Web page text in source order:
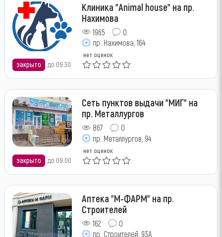
закрыто до 09:30
Клиника "Animal house" на пр.
Нахимова
1965
0
пр. Нахимова, 164
нет оценок
закрыто до 09:00
Сеть пунктов выдачи "МИГ" на
пр. Металлургов
867
0
пр. Металлургов, 94
нет оценок
Аптека "М-ФАРМ" на пр.
Строителей
162
0
пр. Строителей, 93А